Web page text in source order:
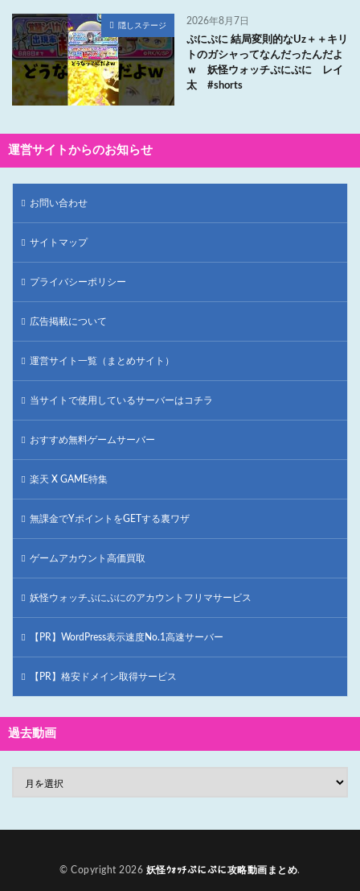
隠しステージ 2026年8月7日
ぷにぷに 結局変則的なUz＋＋キリ
トのガシャってなんだったんだよ
ｗ 妖怪ウォッチぷにぷに レイ
太 #shorts
運営サイトからのお知らせ
お問い合わせ
サイトマップ
プライバシーポリシー
広告掲載について
運営サイト一覧（まとめサイト）
当サイトで使用しているサーバーはコチラ
おすすめ無料ゲームサーバー
楽天 X GAME特集
無課金でYポイントをGETする裏ワザ
ゲームアカウント高価買取
妖怪ウォッチぷにぷにのアカウントフリマサービス
【PR】WordPress表示速度No.1高速サーバー
【PR】格安ドメイン取得サービス
過去動画
© Copyright 2026 妖怪ｳｫｯﾁぷにぷに攻略動画まとめ.